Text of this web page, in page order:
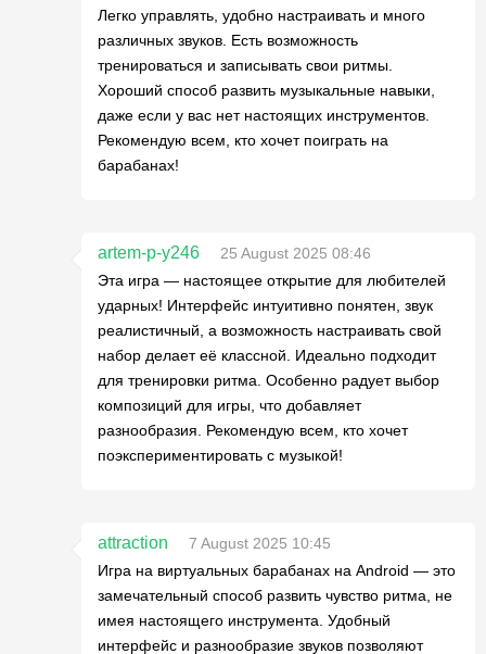
Легко управлять, удобно настраивать и много
различных звуков. Есть возможность
тренироваться и записывать свои ритмы.
Хороший способ развить музыкальные навыки,
даже если у вас нет настоящих инструментов.
Рекомендую всем, кто хочет поиграть на
барабанах!
artem-p-y246
25 August 2025 08:46
Эта игра — настоящее открытие для любителей
ударных! Интерфейс интуитивно понятен, звук
реалистичный, а возможность настраивать свой
набор делает её классной. Идеально подходит
для тренировки ритма. Особенно радует выбор
композиций для игры, что добавляет
разнообразия. Рекомендую всем, кто хочет
поэкспериментировать с музыкой!
attraction
7 August 2025 10:45
Игра на виртуальных барабанах на Android — это
замечательный способ развить чувство ритма, не
имея настоящего инструмента. Удобный
интерфейс и разнообразие звуков позволяют